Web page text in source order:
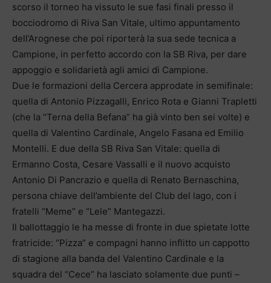
scorso il torneo ha vissuto le sue fasi finali presso il
bocciodromo di Riva San Vitale, ultimo appuntamento
dell’Arognese che poi riporterà la sua sede tecnica a
Campione, in perfetto accordo con la SB Riva, per dare
appoggio e solidarietà agli amici di Campione.
Due le formazioni della Cercera approdate in semifinale:
quella di Antonio Pizzagalli, Enrico Rota e Gianni Trapletti
(che la “Terna della Befana” ha già vinto ben sei volte) e
quella di Valentino Cardinale, Angelo Fasana ed Emilio
Montelli. E due della SB Riva San Vitale: quella di
Ermanno Costa, Cesare Vassalli e il nuovo acquisto
Antonio Di Pancrazio e quella di Renato Bernaschina,
persona chiave dell’ambiente del Club del lago, con i
fratelli “Meme” e “Lele” Mantegazzi.
Il ballottaggio le ha messe di fronte in due spietate lotte
fratricide: “Pizza” e compagni hanno inflitto un cappotto
di stagione alla banda del Valentino Cardinale e la
squadra del “Cece” ha lasciato solamente due punti –